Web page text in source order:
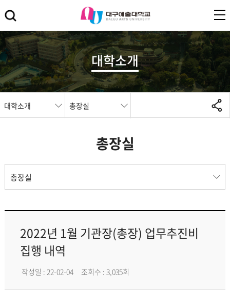
대학소개
대학소개 총장실
총장실
총장실
2022년 1월 기관장(총장) 업무추진비
집행 내역
작성일 : 22-02-04 조회수 : 3,035회